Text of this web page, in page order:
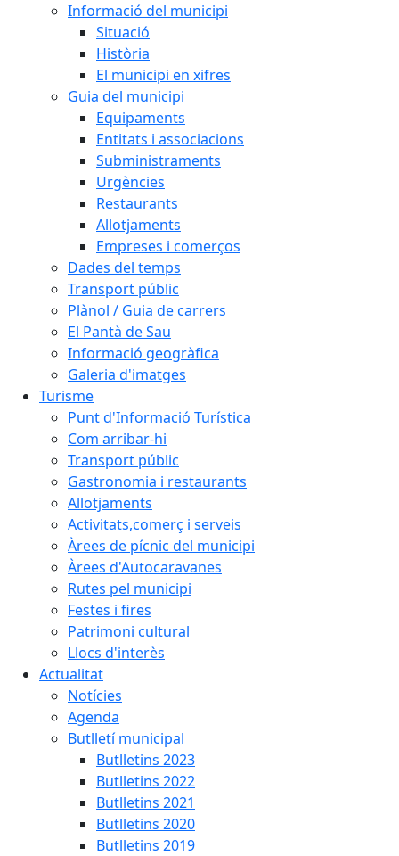
Informació del municipi
Situació
Història
El municipi en xifres
Guia del municipi
Equipaments
Entitats i associacions
Subministraments
Urgències
Restaurants
Allotjaments
Empreses i comerços
Dades del temps
Transport públic
Plànol / Guia de carrers
El Pantà de Sau
Informació geogràfica
Galeria d'imatges
Turisme
Punt d'Informació Turística
Com arribar-hi
Transport públic
Gastronomia i restaurants
Allotjaments
Activitats,comerç i serveis
Àrees de pícnic del municipi
Àrees d'Autocaravanes
Rutes pel municipi
Festes i fires
Patrimoni cultural
Llocs d'interès
Actualitat
Notícies
Agenda
Butlletí municipal
Butlletins 2023
Butlletins 2022
Butlletins 2021
Butlletins 2020
Butlletins 2019